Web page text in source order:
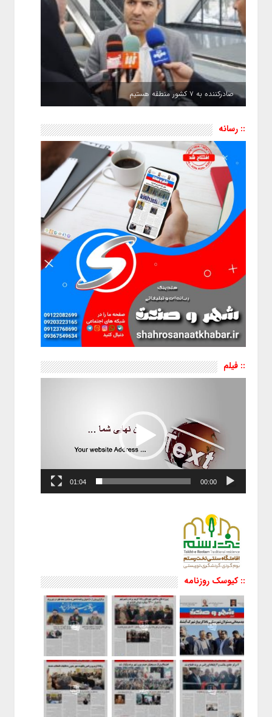
صادرکننده به ۷ کشور منطقه هستیم
:: رسانه
:: فیلم
نمایشگر
00:00
01:04
:: کیوسک روزنامه